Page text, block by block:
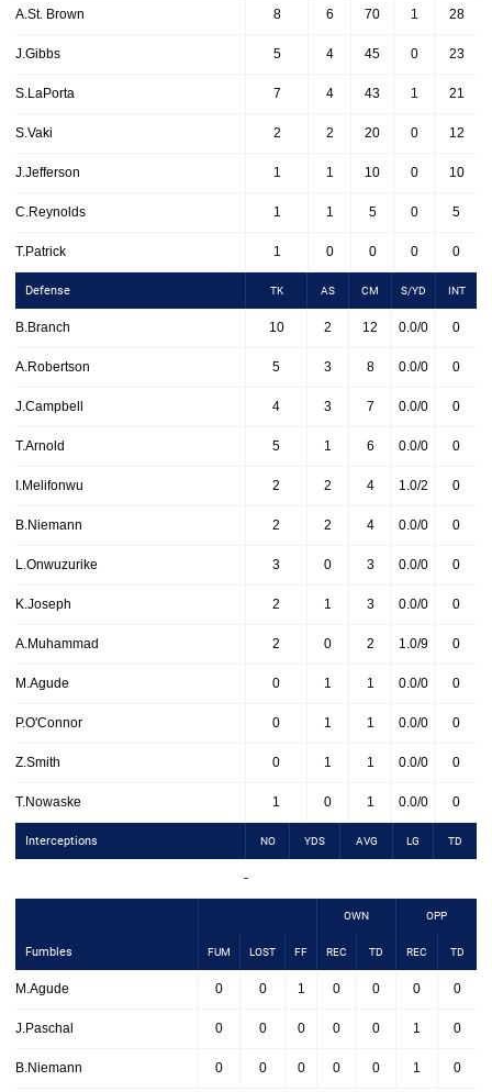
A.St. Brown 8 6 70 1 28
J.Gibbs 5 4 45 0 23
S.LaPorta 7 4 43 1 21
S.Vaki 2 2 20 0 12
J.Jefferson 1 1 10 0 10
C.Reynolds 1 1 5 0 5
T.Patrick 1 0 0 0 0
Defense TK AS CM S/YD INT
B.Branch 10 2 12 0.0/0 0
A.Robertson 5 3 8 0.0/0 0
J.Campbell 4 3 7 0.0/0 0
T.Arnold 5 1 6 0.0/0 0
I.Melifonwu 2 2 4 1.0/2 0
B.Niemann 2 2 4 0.0/0 0
L.Onwuzurike 3 0 3 0.0/0 0
K.Joseph 2 1 3 0.0/0 0
A.Muhammad 2 0 2 1.0/9 0
M.Agude 0 1 1 0.0/0 0
P.O'Connor 0 1 1 0.0/0 0
Z.Smith 0 1 1 0.0/0 0
T.Nowaske 1 0 1 0.0/0 0
Interceptions NO YDS AVG LG TD
-
OWN OPP
Fumbles FUM LOST FF REC TD REC TD
M.Agude 0 0 1 0 0 0 0
J.Paschal 0 0 0 0 0 1 0
B.Niemann 0 0 0 0 0 1 0